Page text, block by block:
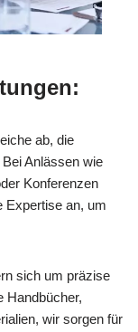
ab, die
Anlässen wie
Konferenzen
Expertise an, um
sich um präzise
Handbücher,
wir sorgen für